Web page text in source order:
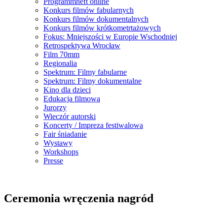
Konkurs filmów fabularnych
Konkurs filmów dokumentalnych
Konkurs filmów krótkometrtażowych
Fokus: Mniejszości w Europie Wschodniej
Retrospektywa Wrocław
Film 70mm
Regionalia
Spektrum: Filmy fabularne
Spektrum: Filmy dokumentalne
Kino dla dzieci
Edukacja filmowa
Jurorzy
Wieczór autorski
Koncerty / Impreza festiwalowa
Fair śniadanie
Wystawy
Workshops
Presse
Ceremonia wręczenia nagród